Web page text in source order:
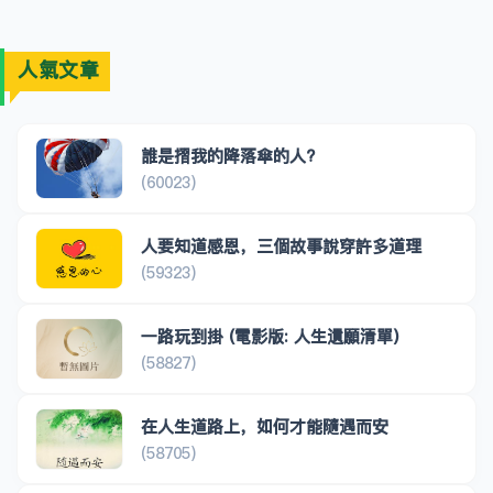
人氣文章
誰是摺我的降落傘的人?
(60023)
人要知道感恩，三個故事說穿許多道理
(59323)
一路玩到掛 (電影版: 人生遺願清單)
(58827)
在人生道路上，如何才能隨遇而安
(58705)